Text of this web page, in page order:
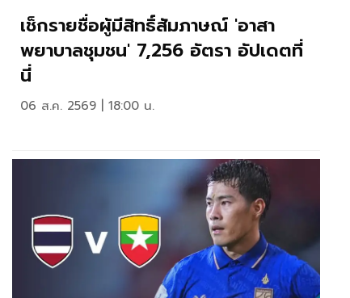
เช็กรายชื่อผู้มีสิทธิ์สัมภาษณ์ 'อาสา
พยาบาลชุมชน' 7,256 อัตรา อัปเดตที่
นี่
06 ส.ค. 2569 | 18:00 น.